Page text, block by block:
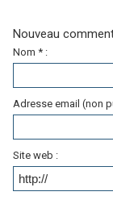
Nouveau
Nom * :
Adresse email (non
Site web :